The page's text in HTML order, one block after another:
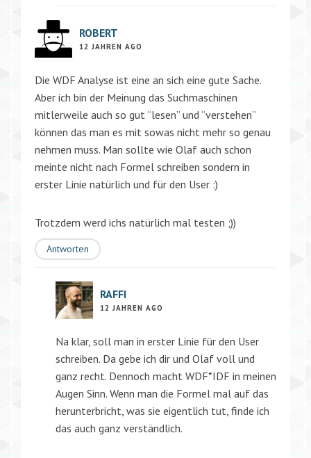
ROBERT
12 JAHREN AGO
Die WDF Analyse ist eine an sich eine gute Sache.
Aber ich bin der Meinung das Suchmaschinen
mitlerweile auch so gut “lesen” und “verstehen”
können das man es mit sowas nicht mehr so genau
nehmen muss. Man sollte wie Olaf auch schon
meinte nicht nach Formel schreiben sondern in
erster Linie natürlich und für den User :)
Trotzdem werd ichs natürlich mal testen ;))
Antworten
RAFFI
12 JAHREN AGO
Na klar, soll man in erster Linie für den User
schreiben. Da gebe ich dir und Olaf voll und
ganz recht. Dennoch macht WDF*IDF in meinen
Augen Sinn. Wenn man die Formel mal auf das
herunterbricht, was sie eigentlich tut, finde ich
das auch ganz verständlich.